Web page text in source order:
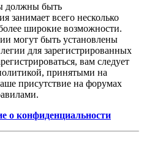
должны быть
занимает всего несколько
широкие возможности.
могут быть установлены
для зарегистрированных
вам следует
принятыми на
присутствие на форумах
о конфиденциальности